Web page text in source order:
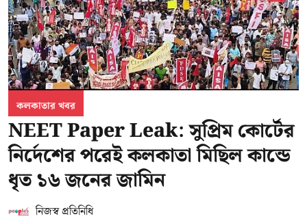
কলকাতার খবর
NEET Paper Leak: সুপ্রিম কোর্টের
নির্দেশের পরেই কলকাতা মিছিল কান্ডে
ধৃত ১৬ জনের জামিন
নিজস্ব প্রতিনিধি